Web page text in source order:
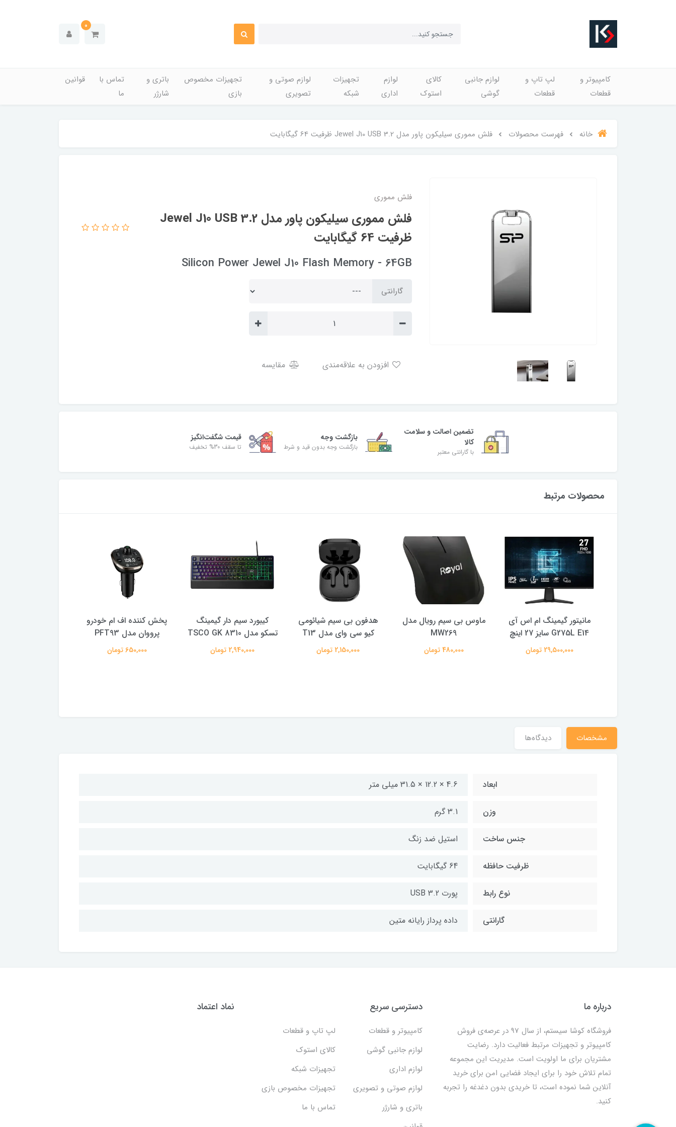
0
کامپیوتر و
قطعات
لپ تاپ و
قطعات
لوازم جانبی
گوشی
کالای
استوک
لوازم
اداری
تجهیزات
شبکه
لوازم صوتی و
تصویری
تجهیزات مخصوص
بازی
باتری و
شارژر
تماس با
ما
قوانین
خانه فهرست محصولات فلش مموری سیلیکون پاور مدل Jewel J10 USB 3.2 ظرفیت 64 گیگابایت
فلش مموری
فلش مموری سیلیکون پاور مدل Jewel J10 USB 3.2
ظرفیت 64 گیگابایت
Silicon Power Jewel J10 Flash Memory - 64GB
گارانتی
مقایسه
تضمین اصالت و سلامت
کالا
با گارانتی معتبر
بازگشت وجه
بازگشت وجه بدون قید و شرط
قیمت شگفت‌انگیز
تا سقف 30% تخفیف
محصولات مرتبط
مانیتور گیمینگ ام اس آی
G275L E14 سایز 27 اینچ
29,500,000 تومان
ماوس بی سیم رویال مدل
MW269
480,000 تومان
هدفون بی سیم شیائومی
کیو سی وای مدل T13
2,150,000 تومان
کیبورد سیم دار گیمینگ
تسکو مدل TSCO GK 8310
2,940,000 تومان
پخش کننده اف ام خودرو
پرووان مدل PFT93
650,000 تومان
مشخصات دیدگاه‌ها
ابعاد 4.6 × 12.2 × 31.5 ميلی متر
وزن 3.1 گرم
جنس ساخت استیل ضد زنگ
ظرفیت حافظه 64 گیگابایت
نوع رابط پورت USB 3.2
گارانتی داده پرداز رایانه متین
درباره ما
فروشگاه کوشا سیستم، از سال 97 در عرصه‌ی فروش
کامپیوتر و تجهیزات مرتبط فعالیت دارد. رضایت
مشتریان برای ما اولویت است. مدیریت این مجموعه
تمام تلاش خود را برای ایجاد فضایی امن برای خرید
آنلاین شما نموده است، تا خریدی بدون دغدغه را تجربه
کنید.
دسترسی سریع
کامپیوتر و قطعات
لپ تاپ و قطعات
لوازم جانبی گوشی
کالای استوک
لوازم اداری
تجهیزات شبکه
لوازم صوتی و تصویری
تجهیزات مخصوص بازی
باتری و شارژر
تماس با ما
نماد اعتماد